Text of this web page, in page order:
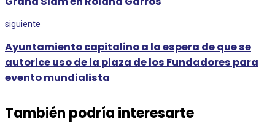
siguiente
Ayuntamiento capitalino a la espera de que se
autorice uso de la plaza de los Fundadores para
evento mundialista
También podría interesarte